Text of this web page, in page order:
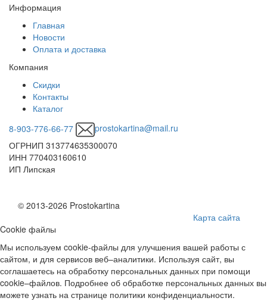
Информация
Главная
Новости
Оплата и доставка
Компания
Скидки
Контакты
Каталог
8-903-776-66-77
prostokartina@mail.ru
ОГРНИП 313774635300070
ИНН 770403160610
ИП Липская
© 2013-2026 Prostokartina
Карта сайта
Cookie файлы
Мы используем cookie-файлы для улучшения вашей работы с
сайтом, и для сервисов веб–аналитики. Используя сайт, вы
соглашаетесь на обработку персональных данных при помощи
cookie–файлов. Подробнее об обработке персональных данных вы
можете узнать на странице политики конфиденциальности.